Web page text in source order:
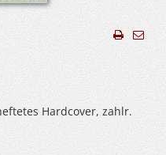
Hardcover, zahlr.